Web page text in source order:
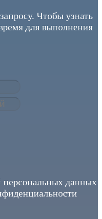
Чтобы узнать
для выполнения
персональных данных